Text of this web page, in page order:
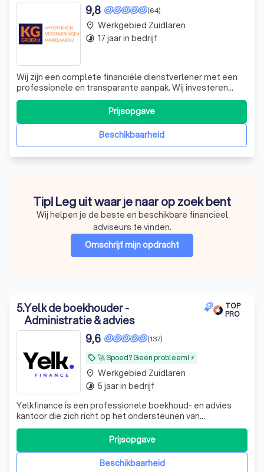
(64)
9,8
Wij zijn een complete financiële dienstverlener met een
professionele en transparante aanpak. Wij investeren
sterk in een persoonlijke band met onze relaties. Dat is
onze servicekracht, naar je!
Beschikbaarheid
Prijsopgave
place Werkgebied Zuidlaren
timelapse 17 jaar in bedrijf
Tip! Leg uit waar je naar op zoek bent
Wij helpen je de beste en beschikbare financieel
adviseurs te vinden.
Omschrijf mijn opdracht
5.Yelk de boekhouder -
Administratie & advies
TOP
PRO
local_offer 🚀 Spoed? Geen probleem! ⚡
(137)
9,6
Yelkfinance is een professionele boekhoud- en advies
kantoor die zich richt op het ondersteunen van
ondernemers en bedrijven in Nederland, maar wij helpen
ook particulieren met hun inkomstenbelasting. Met onze
expertise in financiële administratie, belastingadvies en
bedrijfsoptimalisatie helpen wij
Beschikbaarheid
Prijsopgave
place Werkgebied Zuidlaren
timelapse 5 jaar in bedrijf